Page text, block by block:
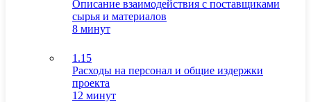
Описание взаимодействия с поставщиками
сырья и материалов
8 минут
1.15
Расходы на персонал и общие издержки
проекта
12 минут